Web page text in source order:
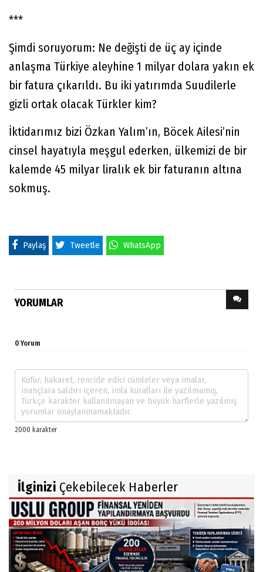
***
Şimdi soruyorum: Ne değişti de üç ay içinde
anlaşma Türkiye aleyhine 1 milyar dolara yakın ek
bir fatura çıkarıldı. Bu iki yatırımda Suudilerle
gizli ortak olacak Türkler kim?
İktidarımız bizi Özkan Yalım’ın, Böcek Ailesi’nin
cinsel hayatıyla meşgul ederken, ülkemizi de bir
kalemde 45 milyar liralık ek bir faturanın altına
sokmuş.
Paylaş Tweetle WhatsApp
YORUMLAR
0 Yorum
İlginizi Çekebilecek Haberler